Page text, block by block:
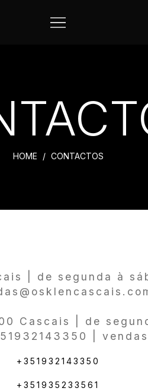
HOME CONTACTOS
| de segunda à
Cascais | de
|
+351932143350
+351935233561